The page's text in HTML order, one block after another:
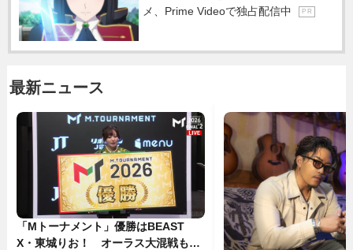
メ、Prime Videoで独占配信中
P R
最新ニュース
「Mトーナメント」優勝はBEAST
X・東城りお！ オーラス大混戦も最